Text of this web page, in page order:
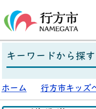
キーワードから探す
ホーム 行方市キッズ